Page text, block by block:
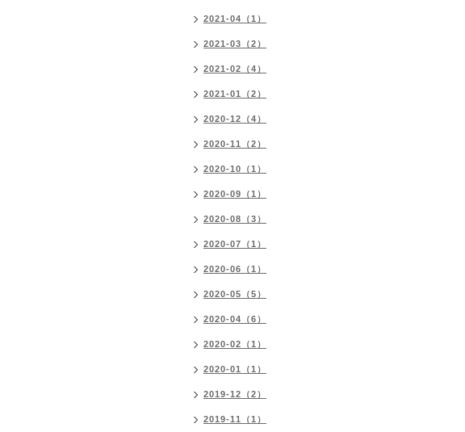
2021-04（1）
2021-03（2）
2021-02（4）
2021-01（2）
2020-12（4）
2020-11（2）
2020-10（1）
2020-09（1）
2020-08（3）
2020-07（1）
2020-06（1）
2020-05（5）
2020-04（6）
2020-02（1）
2020-01（1）
2019-12（2）
2019-11（1）